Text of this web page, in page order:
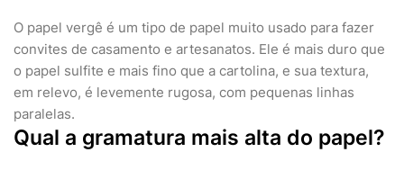
O papel vergê é um tipo de papel muito usado para fazer
convites de casamento e artesanatos. Ele é mais duro que
o papel sulfite e mais fino que a cartolina, e sua textura,
em relevo, é levemente rugosa, com pequenas linhas
paralelas.
Qual a gramatura mais alta do papel?